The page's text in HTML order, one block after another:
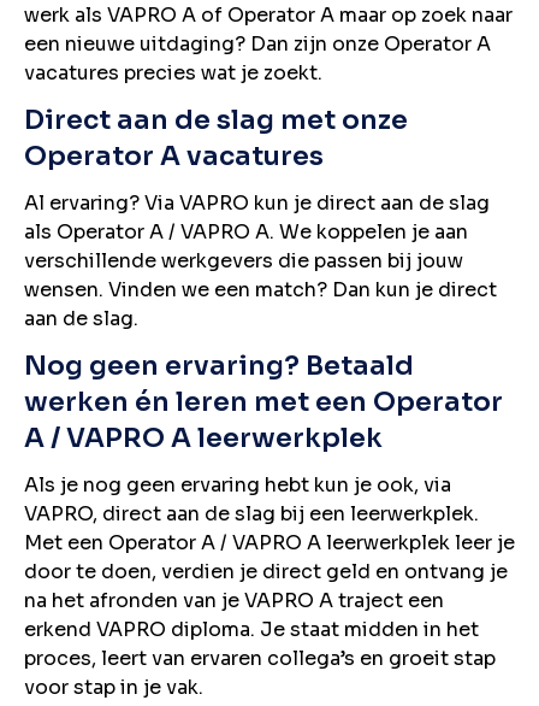
werk als VAPRO A of Operator A maar op zoek naar
een nieuwe uitdaging? Dan zijn onze Operator A
vacatures precies wat je zoekt.
Direct aan de slag met onze
Operator A vacatures
Al ervaring? Via VAPRO kun je direct aan de slag
als Operator A / VAPRO A. We koppelen je aan
verschillende werkgevers die passen bij jouw
wensen. Vinden we een match? Dan kun je direct
aan de slag.
Nog geen ervaring? Betaald
werken én leren met een Operator
A / VAPRO A leerwerkplek
Als je nog geen ervaring hebt kun je ook, via
VAPRO, direct aan de slag bij een leerwerkplek.
Met een Operator A / VAPRO A leerwerkplek leer je
door te doen, verdien je direct geld en ontvang je
na het afronden van je VAPRO A traject een
erkend VAPRO diploma. Je staat midden in het
proces, leert van ervaren collega’s en groeit stap
voor stap in je vak.